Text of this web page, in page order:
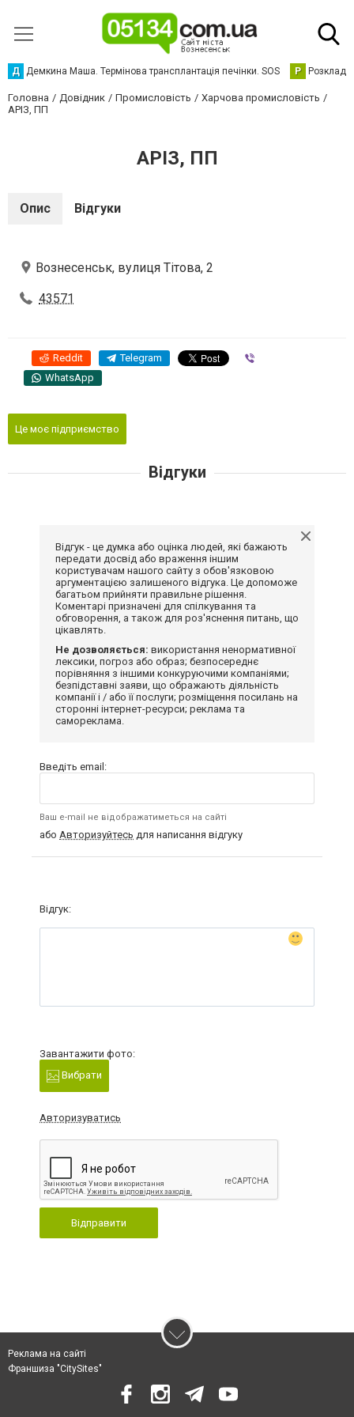
Д Демкина Маша. Термінова трансплантація печінки. SOS Р Розклад
Головна Довідник Промисловість
Харчова промисловість
АРІЗ, ПП
АРІЗ, ПП
Опис Відгуки
Вознесенськ, вулиця Тітова, 2
43571
Reddit Telegram
WhatsApp
Це моє підприємство
Відгуки
Відгук - це думка або оцінка людей, які бажають
передати досвід або враження іншим
користувачам нашого сайту з обов'язковою
аргументацією залишеного відгука. Це допоможе
багатьом прийняти правильне рішення.
Коментарі призначені для спілкування та
обговорення, а також для роз'яснення питань, що
цікавлять.
Не дозволяється: використання ненормативної
лексики, погроз або образ; безпосереднє
порівняння з іншими конкуруючими компаніями;
безпідставні заяви, що ображають діяльність
компанії і / або її послуги; розміщення посилань на
сторонні інтернет-ресурси; реклама та
самореклама.
Введіть email:
Ваш e-mail не відображатиметься на сайті
або Авторизуйтесь для написання відгуку
Відгук:
Завантажити фото:
Вибрати
Авторизуватись
Відправити
Реклама на сайті
Франшиза "CitySites"